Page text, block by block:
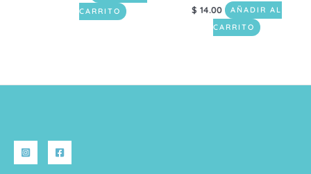
CARRITO
$ 14.00
AÑADIR AL
CARRITO